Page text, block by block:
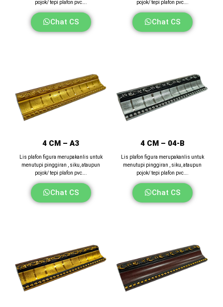
pojok/ tepi plafon pvc….
Chat CS
pojok/ tepi plafon pvc….
Chat CS
4 CM – A3
Lis plafon figura merupakanlis untuk
menutupi pinggiran , siku, ataupun
pojok/ tepi plafon pvc….
Chat CS
4 CM – 04-B
Lis plafon figura merupakanlis untuk
menutupi pinggiran , siku, ataupun
pojok/ tepi plafon pvc….
Chat CS